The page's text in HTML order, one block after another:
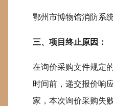
鄂州市博物馆消防系
三、项目终止原因：
在询价采购文件规定
时间前，递交报价响
家，本次询价采购失败